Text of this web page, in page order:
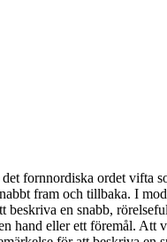
fornnordiska ordet vifta
fram och tillbaka. I
beskriva en snabb,
hand eller ett föremål. Att